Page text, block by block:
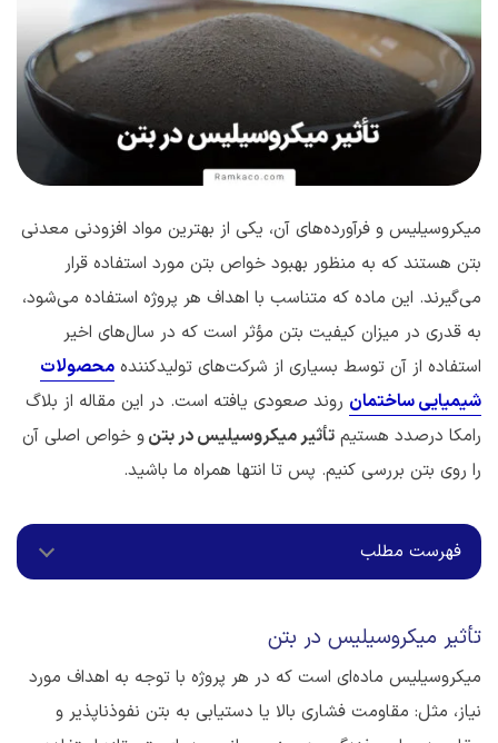
میکروسیلیس و فرآورده‌های آن، یکی از بهترین مواد افزودنی معدنی
بتن هستند که به منظور بهبود خواص بتن مورد استفاده قرار
می‌گیرند. این ماده که متناسب با اهداف هر پروژه استفاده می‌شود،
به قدری در میزان کیفیت بتن مؤثر است که در سال‌های اخیر
استفاده از آن توسط بسیاری از شرکت‌های تولیدکننده محصولات
شیمیایی ساختمان روند صعودی یافته است. در این مقاله از بلاگ
رامکا درصدد هستیم تأثیر میکروسیلیس در بتنو خواص اصلی آن
را روی بتن بررسی کنیم. پس تا انتها همراه ما باشید.
فهرست مطلب
تأثیر میکروسیلیس در بتن
میکروسیلیس ماده‌ای است که در هر پروژه با توجه به اهداف مورد
نیاز، مثل: مقاومت فشاری بالا یا دستیابی به بتن نفوذناپذیر و